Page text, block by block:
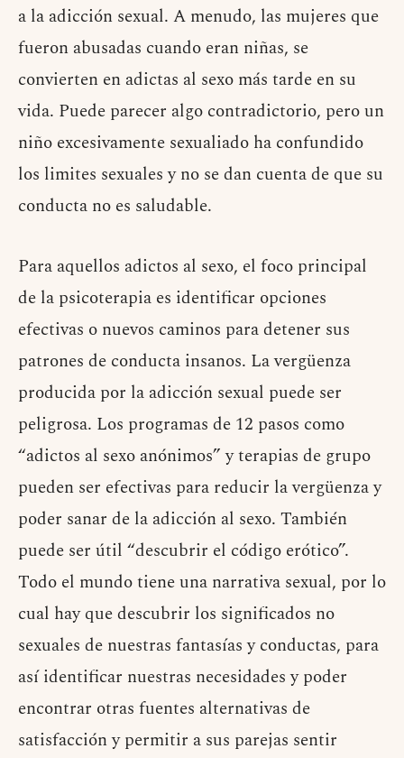
a la adicción sexual. A menudo, las mujeres que
fueron abusadas cuando eran niñas, se
convierten en adictas al sexo más tarde en su
vida. Puede parecer algo contradictorio, pero un
niño excesivamente sexualiado ha confundido
los limites sexuales y no se dan cuenta de que su
conducta no es saludable.
Para aquellos adictos al sexo, el foco principal
de la psicoterapia es identificar opciones
efectivas o nuevos caminos para detener sus
patrones de conducta insanos. La vergüenza
producida por la adicción sexual puede ser
peligrosa. Los programas de 12 pasos como
“adictos al sexo anónimos” y terapias de grupo
pueden ser efectivas para reducir la vergüenza y
poder sanar de la adicción al sexo. También
puede ser útil “descubrir el código erótico”.
Todo el mundo tiene una narrativa sexual, por lo
cual hay que descubrir los significados no
sexuales de nuestras fantasías y conductas, para
así identificar nuestras necesidades y poder
encontrar otras fuentes alternativas de
satisfacción y permitir a sus parejas sentir